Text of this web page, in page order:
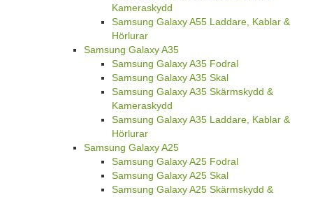
Kameraskydd
Samsung Galaxy A55 Laddare, Kablar &
Hörlurar
Samsung Galaxy A35
Samsung Galaxy A35 Fodral
Samsung Galaxy A35 Skal
Samsung Galaxy A35 Skärmskydd &
Kameraskydd
Samsung Galaxy A35 Laddare, Kablar &
Hörlurar
Samsung Galaxy A25
Samsung Galaxy A25 Fodral
Samsung Galaxy A25 Skal
Samsung Galaxy A25 Skärmskydd &